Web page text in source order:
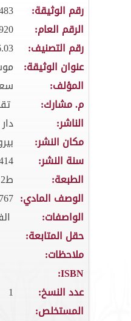
رقم الوثيقة:
الرقم العام:
رقم التصنيف:
عنوان الوثيقة:
المؤلف:
م. مشارك:
الناشر:
مكان النشر:
سنة النشر:
الطبعة:
ط2 مصورة بالاوفست
الوصف المادي: 767ص ؛ 24سم
الواصفات:
حقل المتابعة:
ملاحظات:
ISBN:
عدد النسخ:
1
المستخلص: